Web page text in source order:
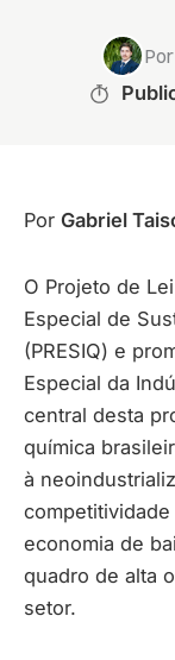
Por
Por Gabriel
O Projeto de
Especial de
(PRESIQ) e
Especial da
central desta
química
à
economia de
quadro de alta
setor.